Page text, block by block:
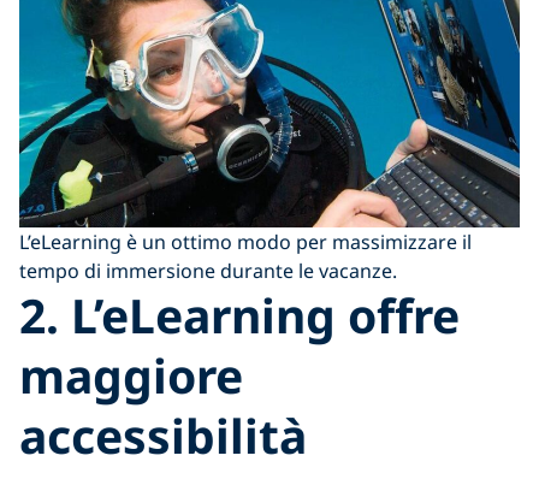
L’eLearning è un ottimo modo per massimizzare il
tempo di immersione durante le vacanze.
2. L’eLearning offre
maggiore
accessibilità